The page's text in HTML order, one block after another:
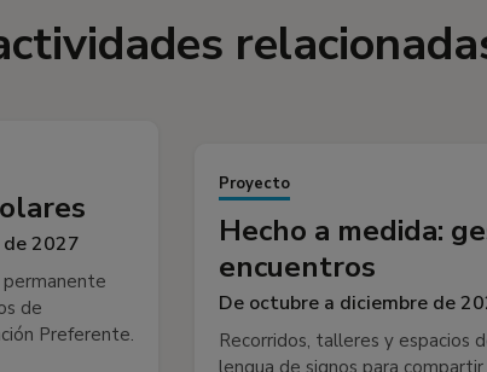
2027
de
Preferente.
Proyecto
Hecho a medida:
encuentros
De octubre a diciembre de
Recorridos, talleres y espacios